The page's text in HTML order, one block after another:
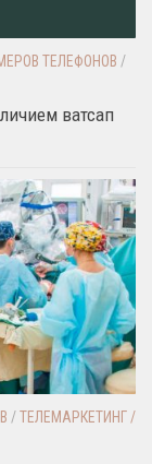
ТЕЛЕФОНОВ /
ватсап
/ТЕЛЕМАРКЕТИНГ /